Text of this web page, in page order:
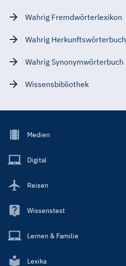
Wahrig Fremdwörterlexikon
Wahrig Herkunftswörterbuch
Wahrig Synonymwörterbuch
Wissensbibliothek
Footer
Main
Medien
Digital
Reisen
Wissenstest
Lernen & Familie
Lexika